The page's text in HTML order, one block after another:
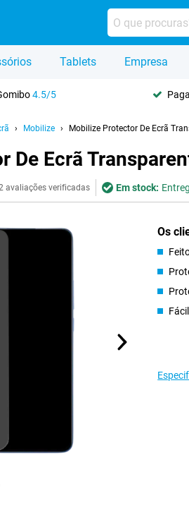
Tablets Empresa
4.5/5
Mobilize Mobilize Protector De Ecrã
De Ecrã
avaliações verificadas Em stock:
Os